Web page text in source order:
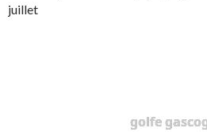
juillet
golfe